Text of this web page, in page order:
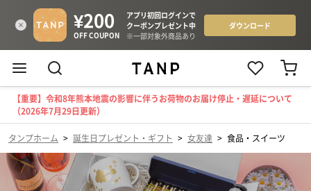
【重要】令和8年熊本地震の影響に伴うお荷物のお届け停止・遅延について
（2026年7月29日更新）
タンプホーム > 誕生日プレゼント・ギフト > 女友達 > 食品・スイーツ